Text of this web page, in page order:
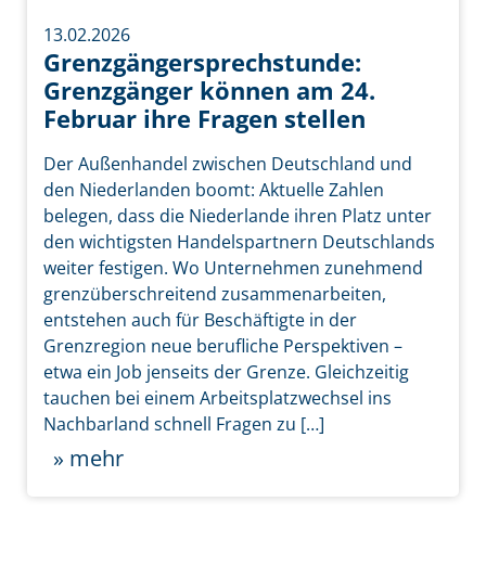
13.02.2026
Grenzgängersprechstunde:
Grenzgänger können am 24.
Februar ihre Fragen stellen
Der Außenhandel zwischen Deutschland und
den Niederlanden boomt: Aktuelle Zahlen
belegen, dass die Niederlande ihren Platz unter
den wichtigsten Handelspartnern Deutschlands
weiter festigen. Wo Unternehmen zunehmend
grenzüberschreitend zusammenarbeiten,
entstehen auch für Beschäftigte in der
Grenzregion neue berufliche Perspektiven –
etwa ein Job jenseits der Grenze. Gleichzeitig
tauchen bei einem Arbeitsplatzwechsel ins
Nachbarland schnell Fragen zu […]
» mehr